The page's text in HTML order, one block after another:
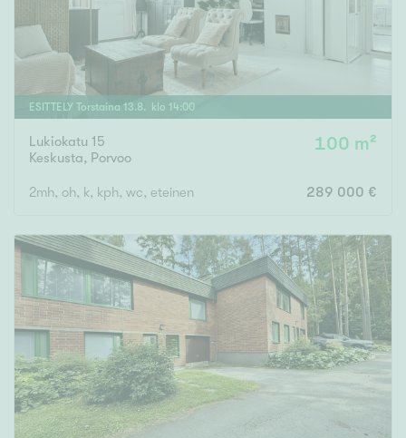
ESITTELY Torstaina 13.8. klo 14:00
Lukiokatu 15
Keskusta, Porvoo
100 m²
2mh, oh, k, kph, wc, eteinen 289 000 €